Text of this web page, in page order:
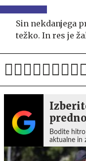
Sin nekdanjega
težko. In res je
Bodite
aktualne in